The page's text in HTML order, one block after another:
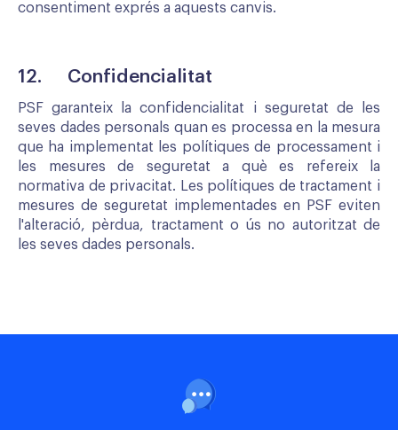
consentiment exprés a aquests canvis.
12. Confidencialitat
PSF garanteix la confidencialitat i seguretat de les
seves dades personals quan es processa en la mesura
que ha implementat les polítiques de processament i
les mesures de seguretat a què es refereix la
normativa de privacitat. Les polítiques de tractament i
mesures de seguretat implementades en PSF eviten
l'alteració, pèrdua, tractament o ús no autoritzat de
les seves dades personals.